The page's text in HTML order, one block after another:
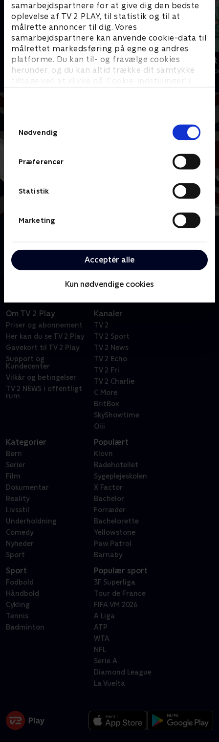
samarbejdspartnere for at give dig den bedste
oplevelse af TV 2 PLAY, til statistik og til at
målrette annoncer til dig. Vores
samarbejdspartnere kan anvende cookie-data til
målrettet markedsføring på egne og andres
platforme. Du kan til- og fravælge cookies
herunder, og du kan altid trække dit samtykke
tilbage ved at klikke på ’Cookie-indstillinger’ i
Nødvendig
Præferencer
Statistik
Marketing
Acceptér alle
Kun nødvendige cookies
Happy fucking Pride
Drama • 1 sæsoner
Fake Patient
Drama • 1
Hacker, som hurtigt indser, at politikere kommer og
går, men embedsmænd i ministerierne består.
Om TV 2 Play
Priser og abonnement
Her kan du se TV 2 Play
Gavekort til TV 2 Play
Support og
Kundecenter
Vilkår og betingelser
TV 2 NEWS i offentligt
rum
Kanaler
TV 2
TV 2 Sport
TV 2 News
TV 2 Echo
TV 2 Fri
TV 2 Charlie
C More
BritBox
SkyShowtime
Oiii
Kategorier
Børn
Serier
Film
Dokumentar
Reality
Livsstil
Underholdning
Comedy
Nyheder
Sport
Populært
Klovn
Badehotellet
Sygeplejeskolen
X Factor
Bachelor
Forræder
Bachelorette
Yellowstone
Paw Patrol
Barnaby
Sport
Fodbold
Håndbold
Cykling
Tennis
Badminton
Populær sport
3F Superliga
Tour de France
FIFA VM 2026
A Liga
ATP
WTA
NFL
Serie A
Diamond League
La Vuelta